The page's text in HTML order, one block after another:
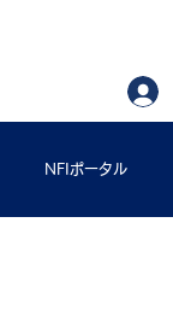
NFIポータル